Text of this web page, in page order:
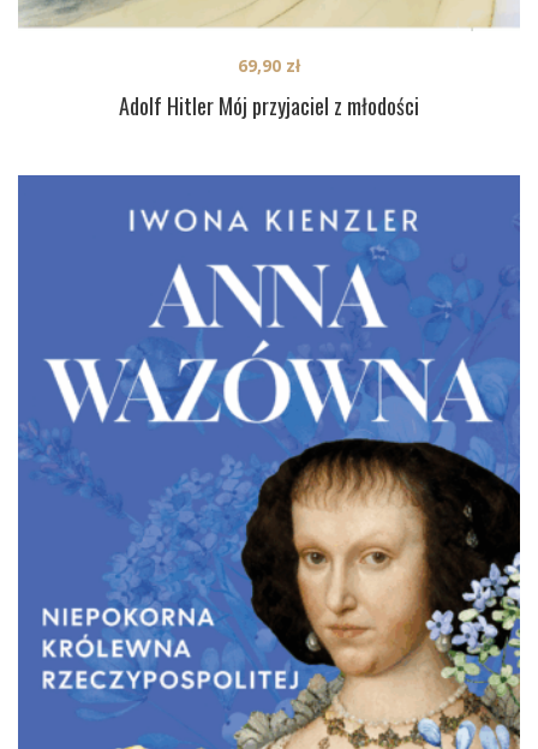
Adolf Hitler Mój przyjaciel z młodości
69,90 zł